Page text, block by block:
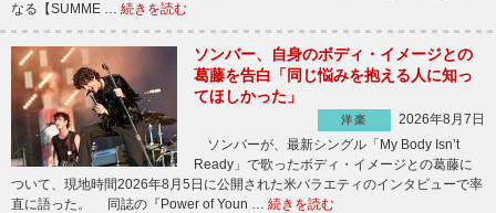
なる【SUMME … 続きを読む
ソンバー、自身のボディ・イメージとの
葛藤を告白「同じ悩みを抱える人に知っ
てほしかった」
洋楽
2026年8月7日
ソンバーが、最新シングル「My Body Isn’t
Ready」で歌ったボディ・イメージとの葛藤に
ついて、現地時間2026年8月5日に公開された米バラエティのインタビューで率
直に語った。 同誌の『Power of Youn … 続きを読む